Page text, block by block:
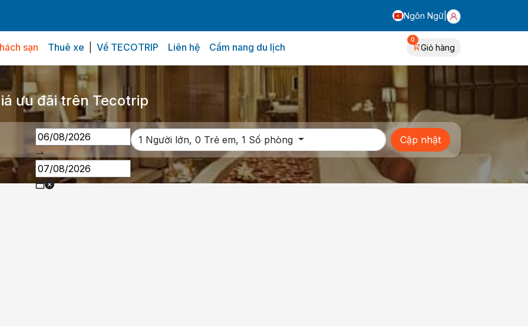
Ngôn Ngữ
sạn Thuê xe Về TECOTRIP Liên hệ Cẩm nang du lịch Giỏ hàng
0
Tiện ích Chính sách Đánh giá từ khách hàng
ưu đãi trên Tecotrip
1 Người lớn,0 Trẻ em,1 Số phòng Cập nhật